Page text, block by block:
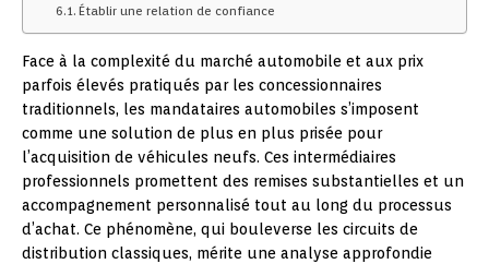
Établir une relation de confiance
Face à la complexité du marché automobile et aux prix
parfois élevés pratiqués par les concessionnaires
traditionnels, les mandataires automobiles s’imposent
comme une solution de plus en plus prisée pour
l’acquisition de véhicules neufs. Ces intermédiaires
professionnels promettent des remises substantielles et un
accompagnement personnalisé tout au long du processus
d’achat. Ce phénomène, qui bouleverse les circuits de
distribution classiques, mérite une analyse approfondie